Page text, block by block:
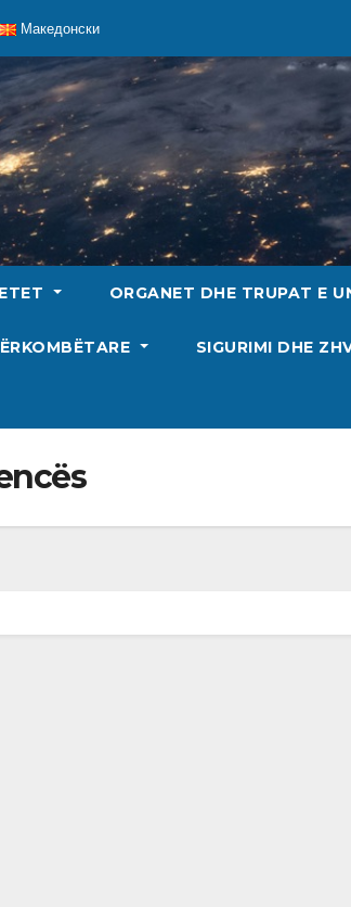
Македонски
ORGANET DHE TRUPAT E
SIGURIMI DHE